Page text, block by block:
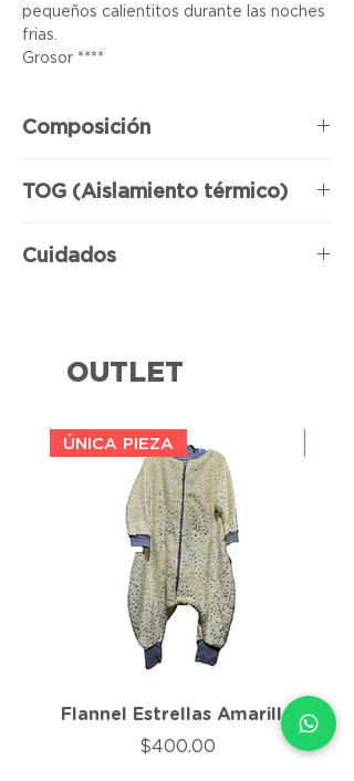
pequeños calientitos durante las noches
frias.
Grosor ****
Composición
TOG (Aislamiento térmico)
Cuidados
OUTLET
ÚNICA PIEZA
Flannel Estrellas Amarillo
Precio
$400.00